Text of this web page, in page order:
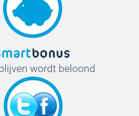
wordt beloond